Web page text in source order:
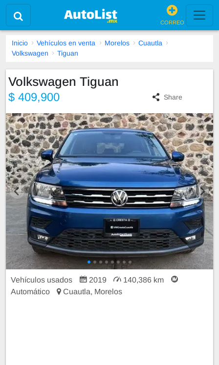
CORREO
Inicio Vehículos en venta Morelos
Cuautla
Volkswagen
Tiguan
Volkswagen Tiguan
$ 409,900 Share
Vehículos usados 2019
140,386 km
Automático
Cuautla, Morelos